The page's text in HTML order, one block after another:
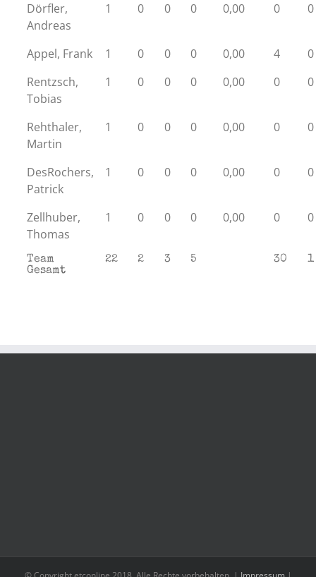
Dörfler,
Andreas
1 0 0 0 0,00 0 0
Appel, Frank 1 0 0 0 0,00 4
0
Rentzsch,
Tobias
1 0 0 0 0,00 0 0
Rehthaler,
Martin
1 0 0 0 0,00 0 0
DesRochers,
Patrick
1 0 0 0 0,00 0 0
Zellhuber,
Thomas
1 0 0 0 0,00 0 0
Team
Gesamt
22 2 3 5 30 1